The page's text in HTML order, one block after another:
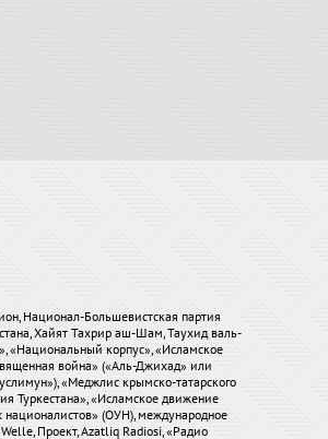
Национал-Большевистская партия
Хайят Тахрир аш-Шам, Таухид валь-
«Национальный корпус», «Исламское
война» («Аль-Джихад» или
«Меджлис крымско-татарского
Туркестана», «Исламское движение
националистов» (ОУН), международное
Проект, Azatliq Radiosi, «Радио